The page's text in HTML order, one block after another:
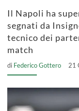
Il Napoli ha
segnati da
tecnico dei
match
di Federico Gottero 21